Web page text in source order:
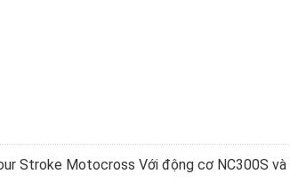
Stroke Motocross Với động cơ NC300S và